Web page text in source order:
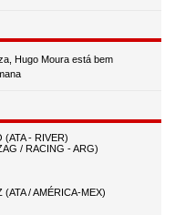
Hugo Moura está bem